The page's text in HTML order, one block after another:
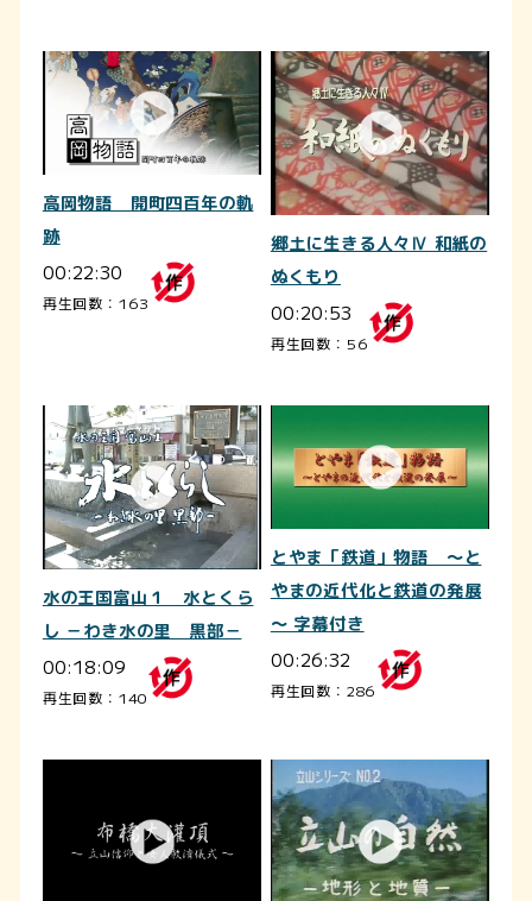
高岡物語 開町四百年の軌
跡
00:22:30
再生回数：163
郷土に生きる人々Ⅳ 和紙の
ぬくもり
00:20:53
再生回数：56
水の王国富山１ 水とくら
し －わき水の里 黒部－
00:18:09
再生回数：140
とやま「鉄道」物語 ～と
やまの近代化と鉄道の発展
～ 字幕付き
00:26:32
再生回数：286